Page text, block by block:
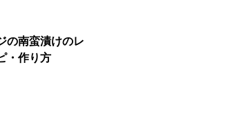
の南蛮漬けのレ
・作り方